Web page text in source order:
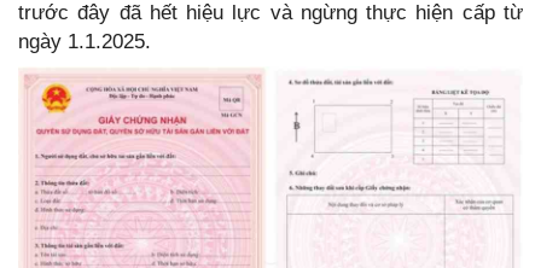
trước đây đã hết hiệu lực và ngừng thực hiện cấp từ
ngày 1.1.2025.